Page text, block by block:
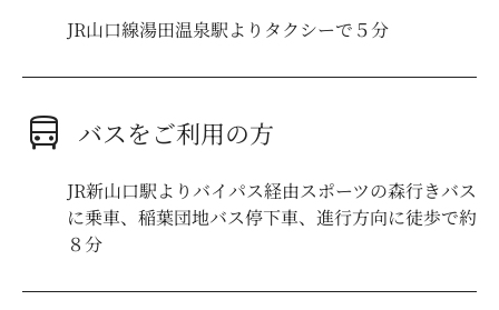
JR山口線湯田温泉駅よりタクシーで５分
directions_bus バスをご利用の方
JR新山口駅よりバイパス経由スポーツの森行きバス
に乗車、稲葉団地バス停下車、進行方向に徒歩で約
８分